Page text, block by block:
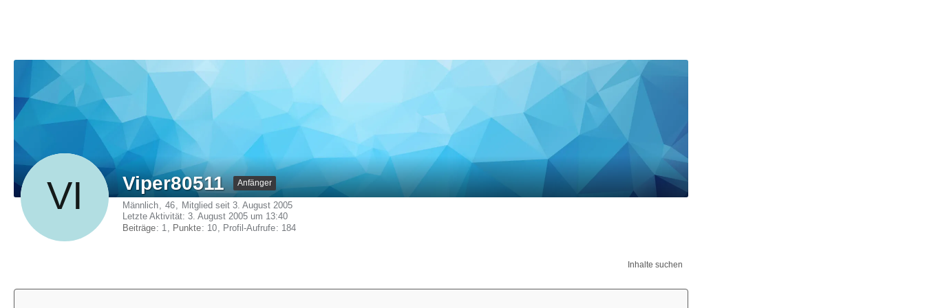
Viper80511 Anfänger
Männlich 46
Mitglied seit 3. August 2005
Letzte Aktivität: 3. August 2005 um 13:40
Beiträge
1 Punkte 10 Profil-Aufrufe 184
Inhalte suchen